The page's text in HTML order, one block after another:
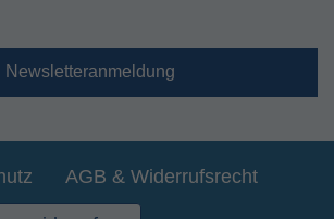
Newsletteranmeldung
AGB & Widerrufsrecht